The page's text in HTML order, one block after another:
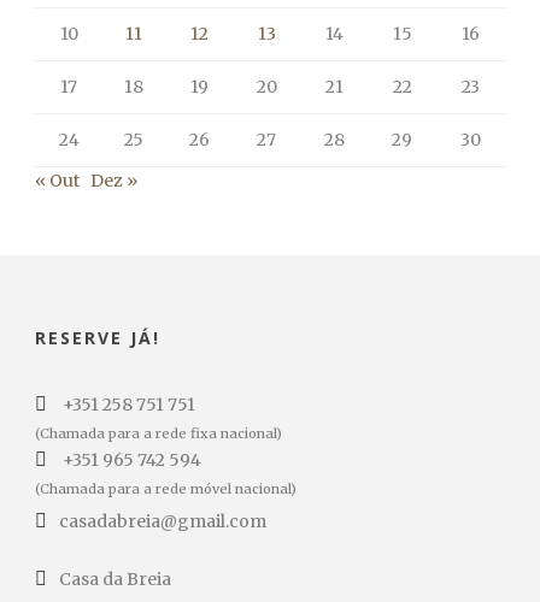
10 11 12 13 14 15 16
17 18 19 20 21 22 23
24 25 26 27 28 29
30
« Out Dez »
RESERVE JÁ!
+351 258 751 751
(Chamada para a rede fixa nacional)
+351 965 742 594
(Chamada para a rede móvel nacional)
casadabreia@gmail.com
Casa da Breia